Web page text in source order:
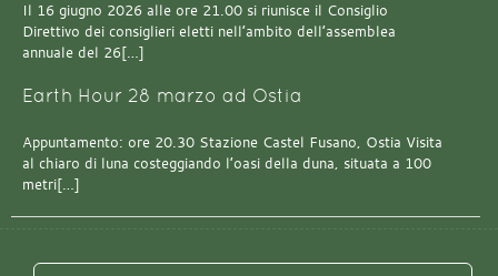
Il 16 giugno 2026 alle ore 21.00 si riunisce il Consiglio
Direttivo dei consiglieri eletti nell’ambito dell’assemblea
annuale del 26[…]
Earth Hour 28 marzo ad Ostia
Appuntamento: ore 20.30 Stazione Castel Fusano, Ostia Visita
al chiaro di luna costeggiando l’oasi della duna, situata a 100
metri[…]